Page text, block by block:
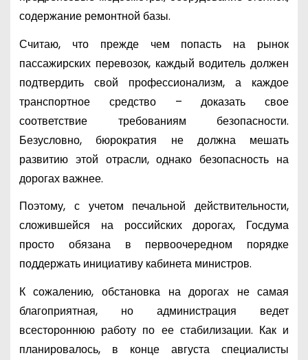
содержание ремонтной базы.
Считаю, что прежде чем попасть на рынок
пассажирских перевозок, каждый водитель должен
подтвердить свой профессионализм, а каждое
транспортное средство – доказать свое
соответствие требованиям безопасности.
Безусловно, бюрократия не должна мешать
развитию этой отрасли, однако безопасность на
дорогах важнее.
Поэтому, с учетом печальной действительности,
сложившейся на российских дорогах, Госдума
просто обязана в первоочередном порядке
поддержать инициативу кабинета министров.
К сожалению, обстановка на дорогах не самая
благоприятная, но администрация ведет
всестороннюю работу по ее стабилизации. Как и
планировалось, в конце августа специалисты